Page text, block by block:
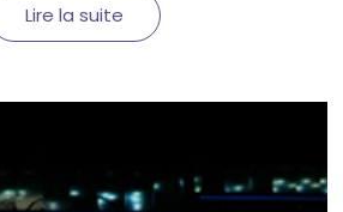
Lire la suite